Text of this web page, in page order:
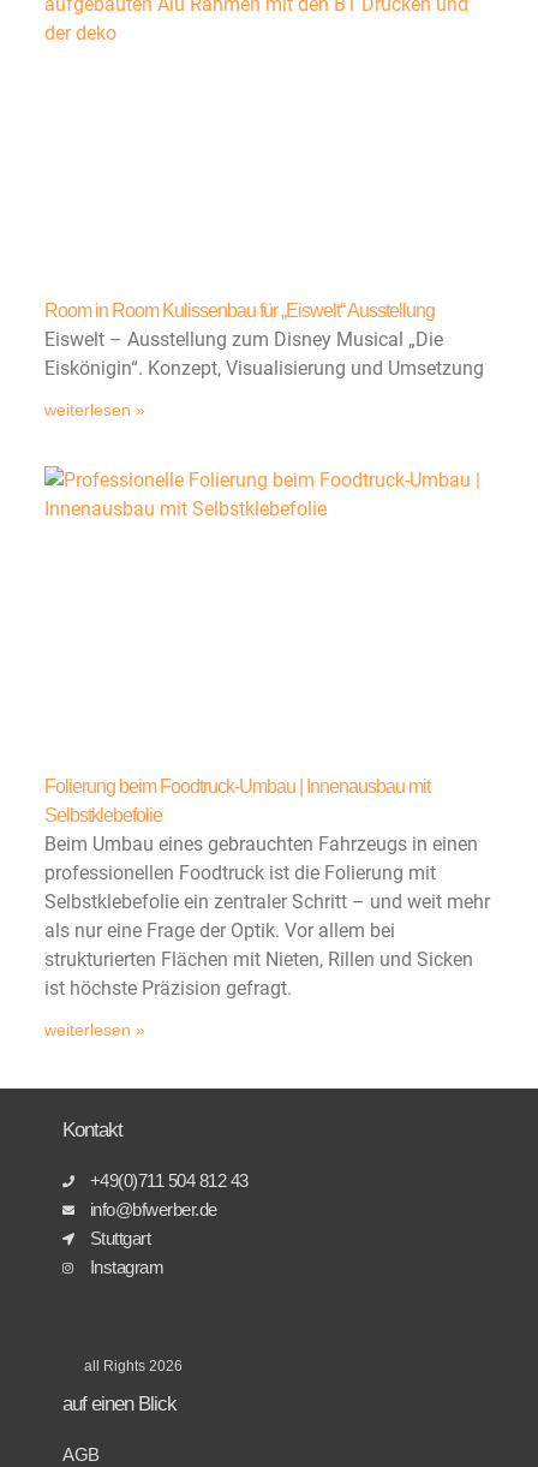
Room in Room Kulissenbau für „Eiswelt“ Ausstellung
Eiswelt – Ausstellung zum Disney Musical „Die
Eiskönigin“. Konzept, Visualisierung und Umsetzung
weiterlesen »
Folierung beim Foodtruck-Umbau | Innenausbau mit
Selbstklebefolie
Beim Umbau eines gebrauchten Fahrzeugs in einen
professionellen Foodtruck ist die Folierung mit
Selbstklebefolie ein zentraler Schritt – und weit mehr
als nur eine Frage der Optik. Vor allem bei
strukturierten Flächen mit Nieten, Rillen und Sicken
ist höchste Präzision gefragt.
weiterlesen »
Kontakt
+49(0)711 504 812 43
info@bfwerber.de
Stuttgart
Instagram
all Rights 2026
auf einen Blick
AGB